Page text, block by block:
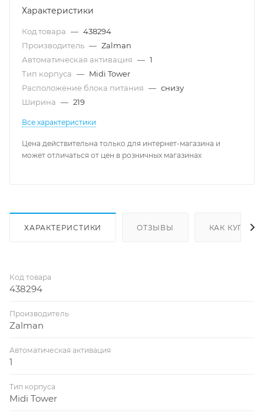
Характеристики
Код товара — 438294
Производитель — Zalman
Автоматическая активация — 1
Тип корпуса — Midi Tower
Расположение блока питания — снизу
Ширина — 219
Все характеристики
Цена действительна только для интернет-магазина и
может отличаться от цен в розничных магазинах
ХАРАКТЕРИСТИКИ ОТЗЫВЫ КАК КУПИТЬ
Код товара
438294
Производитель
Zalman
Автоматическая активация
1
Тип корпуса
Midi Tower